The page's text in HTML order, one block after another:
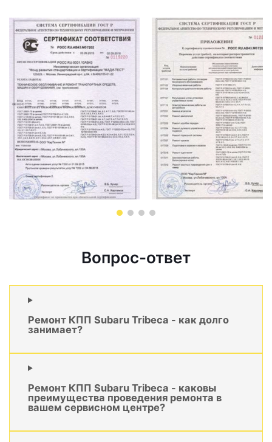
Вопрос-ответ
Ремонт КПП Subaru Tribeca - как долго
занимает?
Ремонт КПП Subaru Tribeca - каковы
преимущества проведения ремонта в
вашем сервисном центре?